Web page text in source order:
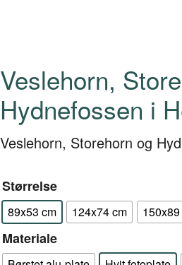
Veslehorn,
Hydnefossen i
Veslehorn, Storehorn og
Størrelse
89x53 cm 124x74 cm
Materiale